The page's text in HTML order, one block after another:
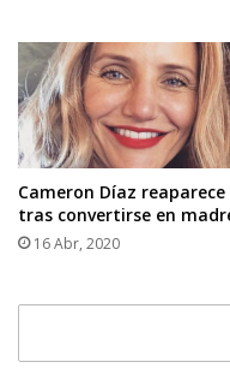
Cameron Díaz reaparece
tras convertirse en
16 Abr, 2020